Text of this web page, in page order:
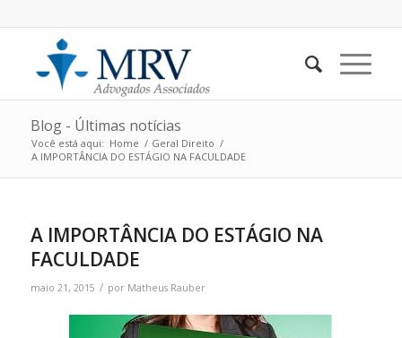
Blog - Últimas notícias
Você está aqui: Home / Geral Direito /
A IMPORTÂNCIA DO ESTÁGIO NA FACULDADE
A IMPORTÂNCIA DO ESTÁGIO NA
FACULDADE
maio 21, 2015 / por Matheus Rauber